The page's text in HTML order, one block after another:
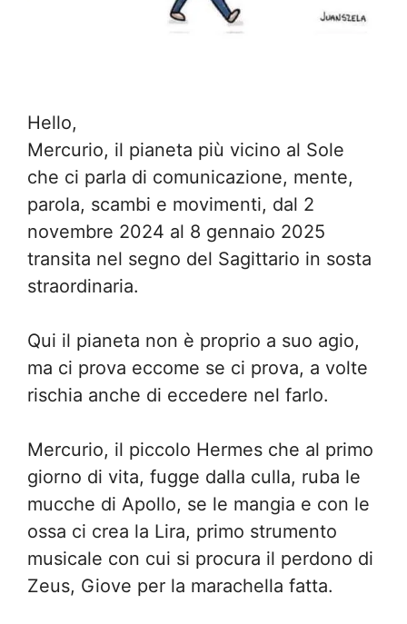
Hello,
Mercurio, il pianeta più vicino al Sole
che ci parla di comunicazione, mente,
parola, scambi e movimenti, dal 2
novembre 2024 al 8 gennaio 2025
transita nel segno del Sagittario in sosta
straordinaria.
Qui il pianeta non è proprio a suo agio,
ma ci prova eccome se ci prova, a volte
rischia anche di eccedere nel farlo.
Mercurio, il piccolo Hermes che al primo
giorno di vita, fugge dalla culla, ruba le
mucche di Apollo, se le mangia e con le
ossa ci crea la Lira, primo strumento
musicale con cui si procura il perdono di
Zeus, Giove per la marachella fatta.